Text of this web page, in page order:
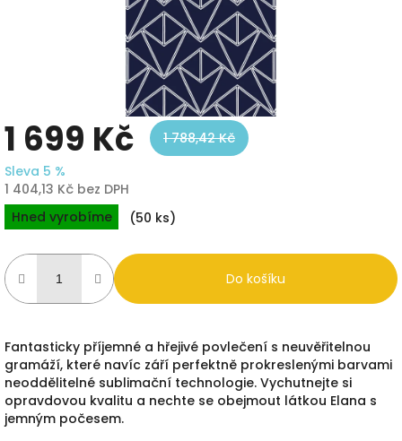
1 699 Kč
1 788,42 Kč
Sleva 5 %
1 404,13 Kč bez DPH
Měrná
cena:
Hned vyrobíme (50 ks)
Do košíku
Fantasticky příjemné a hřejivé povlečení s neuvěřitelnou
gramáží, které navíc září perfektně prokreslenými barvami
neoddělitelné sublimační technologie. Vychutnejte si
opravdovou kvalitu a nechte se obejmout látkou Elana s
jemným počesem.